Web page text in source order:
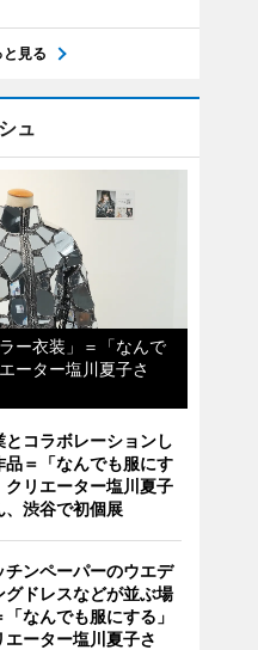
と見る
ュ
ー衣装」＝「なんで
ーター塩川夏子さ
とコラボレーションし
品＝「なんでも服にす
クリエーター塩川夏子
、渋谷で初個展
チンペーパーのウエデ
グドレスなどが並ぶ場
「なんでも服にする」
エーター塩川夏子さ